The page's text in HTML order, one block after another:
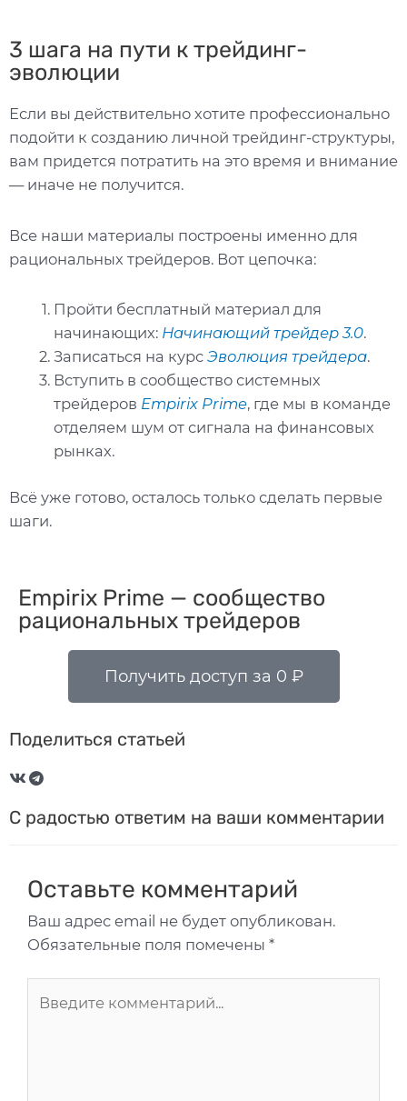
3 шага на пути к трейдинг-
эволюции
Если вы действительно хотите профессионально
подойти к созданию личной трейдинг-структуры,
вам придется потратить на это время и внимание
— иначе не получится.
Все наши материалы построены именно для
рациональных трейдеров. Вот цепочка:
Пройти бесплатный материал для
начинающих: Начинающий трейдер 3.0.
Записаться на курсЭволюция трейдера.
Вступить в сообщество системных
трейдеров Empirix Prime, где мы в команде
отделяем шум от сигнала на финансовых
рынках.
Всё уже готово, осталось только сделать первые
шаги.
Empirix Prime — сообщество
рациональных трейдеров
Получить доступ за 0 ₽
Поделиться статьей
С радостью ответим на ваши комментарии
Оставьте комментарий
Ваш адрес email не будет опубликован.
Обязательные поля помечены *